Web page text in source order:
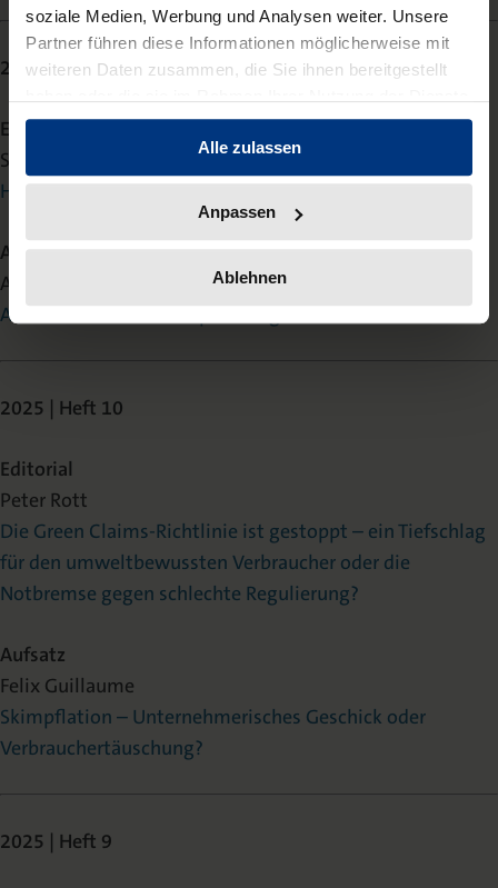
soziale Medien, Werbung und Analysen weiter. Unsere
Partner führen diese Informationen möglicherweise mit
weiteren Daten zusammen, die Sie ihnen bereitgestellt
gesammelt haben.
Alle zulassen
Anpassen
Ablehnen
2025 | Heft 11
Editorial
Stefan Ernst
Hellsehen und Magie – Pacta sunt servanda?
Aufsatz
Arne Maier
Aktuelle Schufa-Rechtsprechung
2025 | Heft 10
Editorial
Peter Rott
Die Green Claims-Richtlinie ist gestoppt – ein Tiefschlag
für den umweltbewussten Verbraucher oder die
Notbremse gegen schlechte Regulierung?
Aufsatz
Felix Guillaume
Skimpflation – Unternehmerisches Geschick oder
Verbrauchertäuschung?
2025 | Heft 9